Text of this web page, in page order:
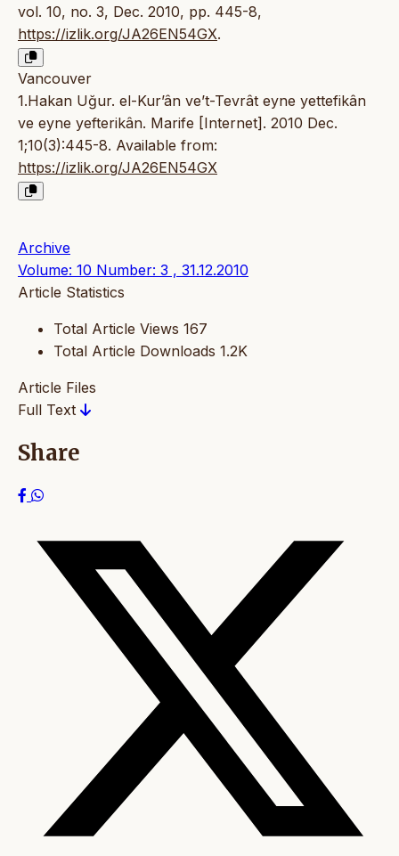
vol. 10, no. 3, Dec. 2010, pp. 445-8,
https://izlik.org/JA26EN54GX.
Vancouver
1.Hakan Uğur. el-Kur’ân ve’t-Tevrât eyne yettefikân
ve eyne yefterikân. Marife [Internet]. 2010 Dec.
1;10(3):445-8. Available from:
https://izlik.org/JA26EN54GX
Archive
Volume: 10 Number: 3 , 31.12.2010
Article Statistics
Total Article Views 167
Total Article Downloads 1.2K
Article Files
Full Text
Share